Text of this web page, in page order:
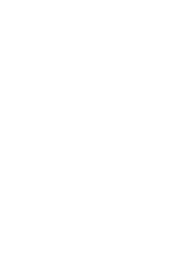
/2
70
70